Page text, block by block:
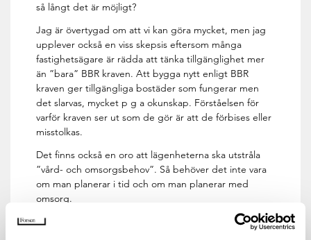
så långt det är möjligt?
Jag är övertygad om att vi kan göra mycket, men jag
upplever också en viss skepsis eftersom många
fastighetsägare är rädda att tänka tillgänglighet mer
än ”bara” BBR kraven. Att bygga nytt enligt BBR
kraven ger tillgängliga bostäder som fungerar men
det slarvas, mycket p g a okunskap. Förståelsen för
varför kraven ser ut som de gör är att de förbises eller
misstolkas.
Det finns också en oro att lägenheterna ska utstråla
”vård- och omsorgsbehov”. Så behöver det inte vara
om man planerar i tid och om man planerar med
omsorg.